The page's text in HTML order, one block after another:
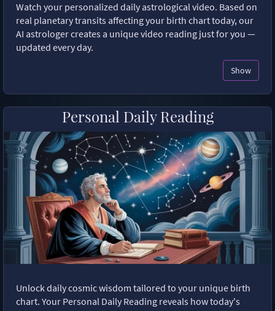
Watch your personalized daily astrological video. Based on
real planetary transits affecting your birth chart today, our
AI astrologer creates a unique video reading just for you —
updated every day.
Show
Personal Daily Reading
Unlock daily cosmic wisdom tailored to your unique birth
chart. Your Personal Daily Reading reveals how today's